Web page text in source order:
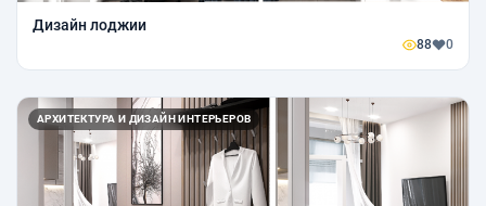
Дизайн лоджии
88 0
АРХИТЕКТУРА И ДИЗАЙН ИНТЕРЬЕРОВ